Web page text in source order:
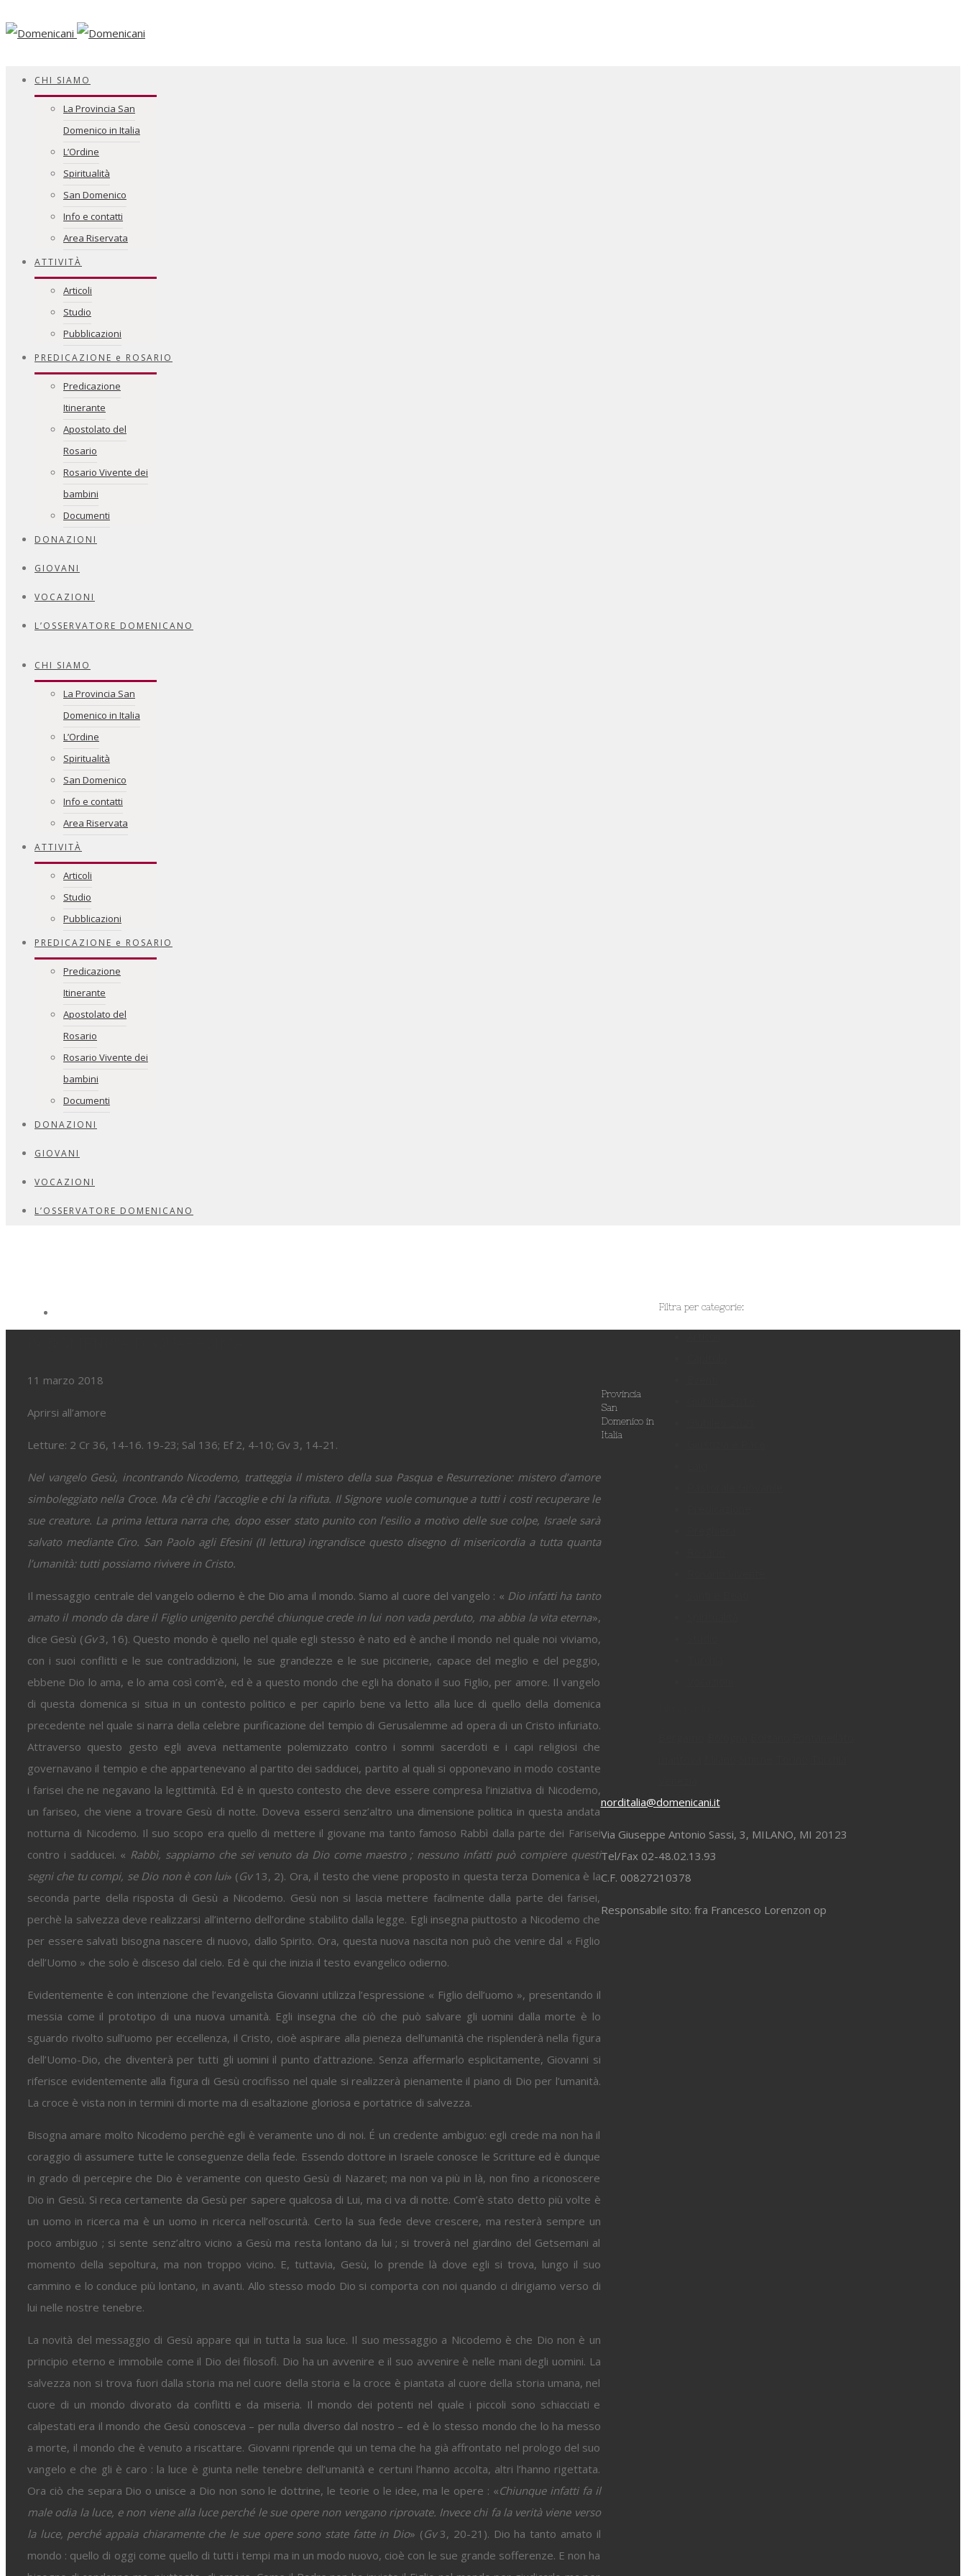
Facebook
CHI SIAMO
La Provincia San
Domenico in Italia
L’Ordine
Spiritualità
San Domenico
Info e contatti
Area Riservata
ATTIVITÀ
Articoli
Studio
Pubblicazioni
PREDICAZIONE e ROSARIO
Predicazione
Itinerante
Apostolato del
Rosario
Rosario Vivente dei
bambini
Documenti
DONAZIONI
GIOVANI
VOCAZIONI
L’OSSERVATORE DOMENICANO
CHI SIAMO
La Provincia San
Domenico in Italia
L’Ordine
Spiritualità
San Domenico
Info e contatti
Area Riservata
ATTIVITÀ
Articoli
Studio
Pubblicazioni
PREDICAZIONE e ROSARIO
Predicazione
Itinerante
Apostolato del
Rosario
Rosario Vivente dei
bambini
Documenti
DONAZIONI
GIOVANI
VOCAZIONI
L’OSSERVATORE DOMENICANO
Larger
11 marzo 2018
Aprirsi all’amore
Letture: 2 Cr 36, 14-16. 19-23; Sal 136; Ef 2, 4-10; Gv 3, 14-21.
Nel vangelo Gesù, incontrando Nicodemo, tratteggia il mistero della sua Pasqua e Resurrezione: mistero d’amore
simboleggiato nella Croce. Ma c’è chi l’accoglie e chi la rifiuta. Il Signore vuole comunque a tutti i costi recuperare le
sue creature. La prima lettura narra che, dopo esser stato punito con l’esilio a motivo delle sue colpe, Israele sarà
salvato mediante Ciro. San Paolo agli Efesini (II lettura) ingrandisce questo disegno di misericordia a tutta quanta
l’umanità: tutti possiamo rivivere in Cristo.
Il messaggio centrale del vangelo odierno è che Dio ama il mondo. Siamo al cuore del vangelo : « Dio infatti ha tanto
amato il mondo da dare il Figlio unigenito perché chiunque crede in lui non vada perduto, ma abbia la vita eterna»,
dice Gesù (Gv3, 16). Questo mondo è quello nel quale egli stesso è nato ed è anche il mondo nel quale noi viviamo,
con i suoi conflitti e le sue contraddizioni, le sue grandezze e le sue piccinerie, capace del meglio e del peggio,
ebbene Dio lo ama, e lo ama così com’è, ed è a questo mondo che egli ha donato il suo Figlio, per amore. Il vangelo
di questa domenica si situa in un contesto politico e per capirlo bene va letto alla luce di quello della domenica
precedente nel quale si narra della celebre purificazione del tempio di Gerusalemme ad opera di un Cristo infuriato.
Attraverso questo gesto egli aveva nettamente polemizzato contro i sommi sacerdoti e i capi religiosi che
governavano il tempio e che appartenevano al partito dei sadducei, partito al quali si opponevano in modo costante
i farisei che ne negavano la legittimità. Ed è in questo contesto che deve essere compresa l’iniziativa di Nicodemo,
un fariseo, che viene a trovare Gesù di notte. Doveva esserci senz’altro una dimensione politica in questa andata
notturna di Nicodemo. Il suo scopo era quello di mettere il giovane ma tanto famoso Rabbì dalla parte dei Farisei
contro i sadducei. « Rabbì, sappiamo che sei venuto da Dio come maestro ; nessuno infatti può compiere questi
segni che tu compi, se Dio non è con lui» (Gv 13, 2). Ora, il testo che viene proposto in questa terza Domenica è la
seconda parte della risposta di Gesù a Nicodemo. Gesù non si lascia mettere facilmente dalla parte dei farisei,
perchè la salvezza deve realizzarsi all’interno dell’ordine stabilito dalla legge. Egli insegna piuttosto a Nicodemo che
per essere salvati bisogna nascere di nuovo, dallo Spirito. Ora, questa nuova nascita non può che venire dal « Figlio
dell’Uomo » che solo è disceso dal cielo. Ed è qui che inizia il testo evangelico odierno.
Evidentemente è con intenzione che l’evangelista Giovanni utilizza l’espressione « Figlio dell’uomo », presentando il
messia come il prototipo di una nuova umanità. Egli insegna che ciò che può salvare gli uomini dalla morte è lo
sguardo rivolto sull’uomo per eccellenza, il Cristo, cioè aspirare alla pieneza dell’umanità che risplenderà nella figura
dell’Uomo-Dio, che diventerà per tutti gli uomini il punto d’attrazione. Senza affermarlo esplicitamente, Giovanni si
riferisce evidentemente alla figura di Gesù crocifisso nel quale si realizzerà pienamente il piano di Dio per l’umanità.
La croce è vista non in termini di morte ma di esaltazione gloriosa e portatrice di salvezza.
Bisogna amare molto Nicodemo perchè egli è veramente uno di noi. É un credente ambiguo: egli crede ma non ha il
coraggio di assumere tutte le conseguenze della fede. Essendo dottore in Israele conosce le Scritture ed è dunque
in grado di percepire che Dio è veramente con questo Gesù di Nazaret; ma non va più in là, non fino a riconoscere
Dio in Gesù. Si reca certamente da Gesù per sapere qualcosa di Lui, ma ci va di notte. Com’è stato detto più volte è
un uomo in ricerca ma è un uomo in ricerca nell’oscurità. Certo la sua fede deve crescere, ma resterà sempre un
poco ambiguo ; si sente senz’altro vicino a Gesù ma resta lontano da lui ; si troverà nel giardino del Getsemani al
momento della sepoltura, ma non troppo vicino. E, tuttavia, Gesù, lo prende là dove egli si trova, lungo il suo
cammino e lo conduce più lontano, in avanti. Allo stesso modo Dio si comporta con noi quando ci dirigiamo verso di
lui nelle nostre tenebre.
La novità del messaggio di Gesù appare qui in tutta la sua luce. Il suo messaggio a Nicodemo è che Dio non è un
principio eterno e immobile come il Dio dei filosofi. Dio ha un avvenire e il suo avvenire è nelle mani degli uomini. La
salvezza non si trova fuori dalla storia ma nel cuore della storia e la croce è piantata al cuore della storia umana, nel
cuore di un mondo divorato da conflitti e da miseria. Il mondo dei potenti nel quale i piccoli sono schiacciati e
calpestati era il mondo che Gesù conosceva – per nulla diverso dal nostro – ed è lo stesso mondo che lo ha messo
a morte, il mondo che è venuto a riscattare. Giovanni riprende qui un tema che ha già affrontato nel prologo del suo
vangelo e che gli è caro : la luce è giunta nelle tenebre dell’umanità e certuni l’hanno accolta, altri l’hanno rigettata.
Ora ciò che separa Dio o unisce a Dio non sono le dottrine, le teorie o le idee, ma le opere : «Chiunque infatti fa il
male odia la luce, e non viene alla luce perché le sue opere non vengano riprovate. Invece chi fa la verità viene verso
la luce, perché appaia chiaramente che le sue opere sono state fatte in Dio» (Gv3, 20-21). Dio ha tanto amato il
mondo : quello di oggi come quello di tutti i tempi ma in un modo nuovo, cioè con le sue grande sofferenze. E non ha
Filtra per categorie:
Provincia
San
Domenico in
Italia
norditalia@domenicani.it
Via Giuseppe Antonio Sassi, 3, MILANO, MI 20123
Tel/Fax 02-48.02.13.93
C.F. 00827210378
Responsabile sito: fra Francesco Lorenzon op